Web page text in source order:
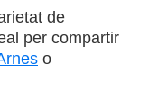
de
per compartir
o